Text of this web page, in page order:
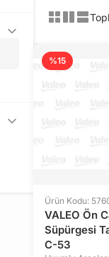
%15
Ürün Kodu:
VALEO Ön
Süpürgesi
C-53